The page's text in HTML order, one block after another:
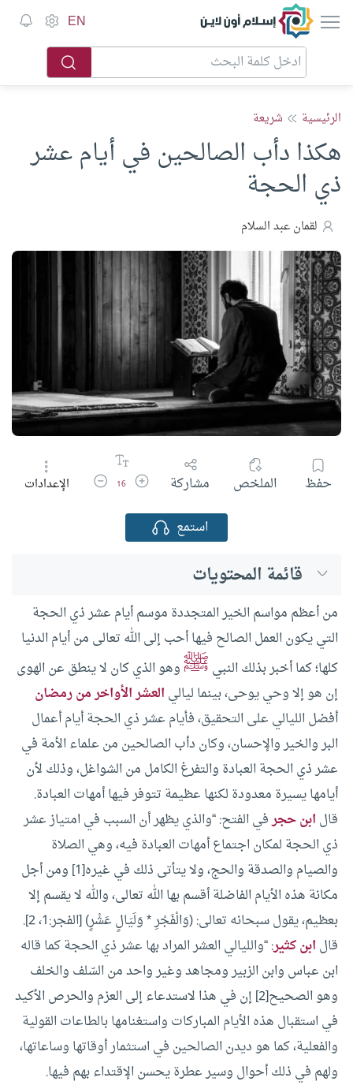
إسلام أون لاين EN
الرئيسية شريعة
هكذا دأب الصالحين في أيام عشر
ذي الحجة
لقمان عبد السلام
حفظ الملخص مشاركة زيادة حجم الخط
16 تقليل حجم الخط
الإعدادات
استمع
قائمة المحتويات
من أعظم مواسم الخير المتجددة موسم أيام عشر ذي الحجة
التي يكون العمل الصالح فيها أحب إلى الله تعالى من أيام الدنيا
كلها؛ كما أخبر بذلك النبي ﷺوهو الذي كان لا ينطق عن الهوى
إن هو إلا وحي يوحى، بينما ليالي العشر الأواخر من رمضان
أفضل الليالي على التحقيق، فأيام عشر ذي الحجة أيام أعمال
البر والخير والإحسان، وكان دأب الصالحين من علماء الأمة في
عشر ذي الحجة العبادة والتفرغ الكامل من الشواغل، وذلك لأن
أيامها يسيرة معدودة لكنها عظيمة تتوفر فيها أمهات العبادة.
قال ابن حجرفي الفتح: “والذي يظهر أن السبب في امتياز عشر
ذي الحجة لمكان اجتماع أمهات العبادة فيه، وهي الصلاة
والصيام والصدقة والحج، ولا يتأتى ذلك في غيره[1] ومن أجل
مكانة هذه الأيام الفاضلة أقسم بها الله تعالى، والله لا يقسم إلا
بعظيم، يقول سبحانه تعالى: (وَالْفَجْرِ * وَلَيَالٍ عَشْرٍ) [الفجر:1، 2].
قال ابن كثير: “والليالي العشر المراد بها عشر ذي الحجة كما قاله
ابن عباس وابن الزبير ومجاهد وغير واحد من السّلف والخلف
وهو الصحيح[2] إن في هذا لاستدعاء إلى العزم والحرص الأكيد
في استقبال هذه الأيام المباركات واستغنامها بالطاعات القولية
والفعلية، كما هو ديدن الصالحين في استثمار أوقاتها وساعاتها،
ولهم في ذلك أحوال وسير عطرة يحسن الإقتداء بهم فيها.